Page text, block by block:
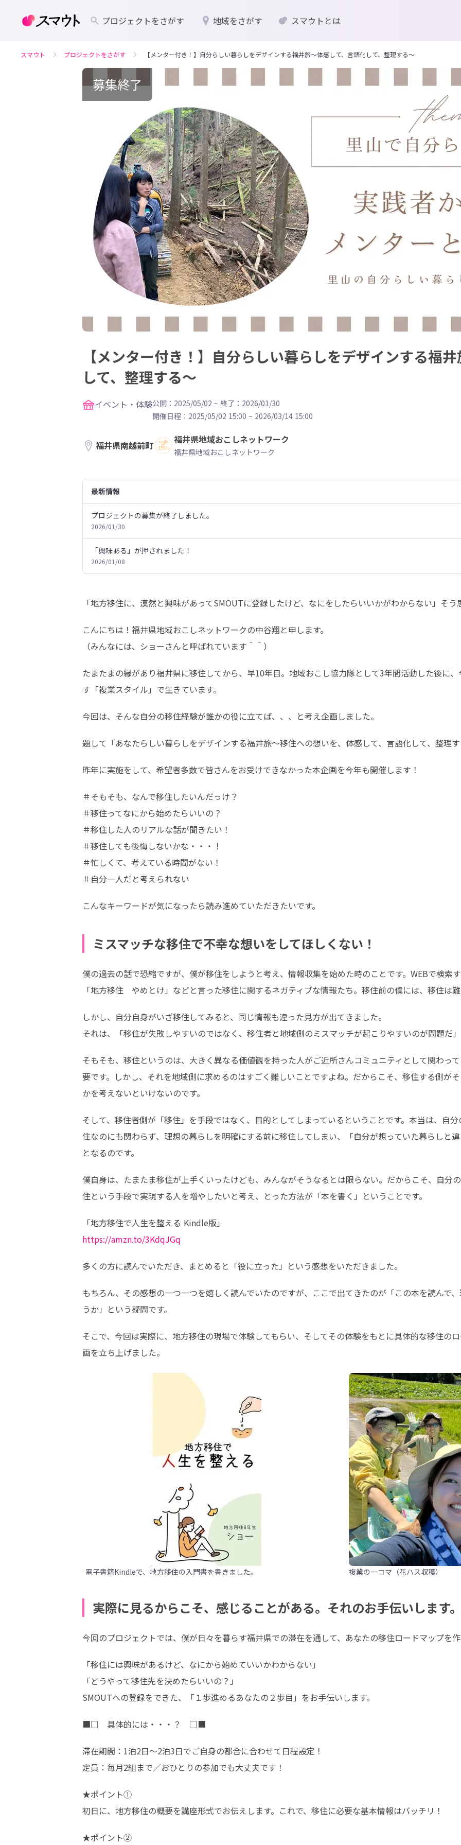
プロジェクトをさがす 地域をさがす スマウトとは
スマウト プロジェクトをさがす 【メンター付き！】自分らしい暮らしをデザインする福井旅〜体感して、言語化して、整理する〜
募集終了
【メンター付き！】自分らしい暮らしをデザインする福
して、整理する〜
イベント・体験公開：2025/05/02 ~ 終了：2026/01/30
開催日程： 2025/05/02 15:00 ~ 2026/03/14 15:00
福井県南越前町 福井県地域おこしネットワーク
福井県地域おこしネットワーク
最新情報
プロジェクトの募集が終了しました。
2026/01/30
「興味ある」が押されました！
2026/01/08
「地方移住に、漠然と興味があってSMOUTに登録したけど、なにをしたらいいかがわからない」そ
こんにちは！福井県地域おこしネットワークの中谷翔と申します。
（みんなには、ショーさんと呼ばれています＾＾）
たまたまの縁があり福井県に移住してから、早10年目。地域おこし協力隊として3年間活動した後に
す「複業スタイル」で生きています。
今回は、そんな自分の移住経験が誰かの役に立てば、、、と考え企画しました。
題して「あなたらしい暮らしをデザインする福井旅〜移住への想いを、体感して、言語化して、整理
昨年に実施をして、希望者多数で皆さんをお受けできなかった本企画を今年も開催します！
＃そもそも、なんで移住したいんだっけ？
＃移住ってなにから始めたらいいの？
＃移住した人のリアルな話が聞きたい！
＃移住しても後悔しないかな・・・！
＃忙しくて、考えている時間がない！
＃自分一人だと考えられない
こんなキーワードが気になったら読み進めていただきたいです。
ミスマッチな移住で不幸な想いをしてほしくない！
僕の過去の話で恐縮ですが、僕が移住をしようと考え、情報収集を始めた時のことです。WEBで検索
「地方移住　やめとけ」などと言った移住に関するネガティブな情報たち。移住前の僕には、移住は
しかし、自分自身がいざ移住してみると、同じ情報も違った見方が出てきました。
それは、「移住が失敗しやすいのではなく、移住者と地域側のミスマッチが起こりやすいのが問題だ
そもそも、移住というのは、大きく異なる価値観を持った人がご近所さんコミュニティとして関わっ
要です。しかし、それを地域側に求めるのはすごく難しいことですよね。だからこそ、移住する側が
かを考えないといけないのです。
そして、移住者側が「移住」を手段ではなく、目的としてしまっているということです。本当は、自
住なのにも関わらず、理想の暮らしを明確にする前に移住してしまい、「自分が想っていた暮らしと
となるのです。
僕自身は、たまたま移住が上手くいったけども、みんながそうなるとは限らない。だからこそ、自分
住という手段で実現する人を増やしたいと考え、とった方法が「本を書く」ということです。
https://amzn.to/3KdqJGq
多くの方に読んでいただき、まとめると「役に立った」という感想をいただきました。
もちろん、その感想の一つ一つを嬉しく読んでいたのですが、ここで出てきたのが「この本を読んで
うか」という疑問です。
そこで、今回は実際に、地方移住の現場で体験してもらい、そしてその体験をもとに具体的な移住の
画を立ち上げました。
電子書籍Kindleで、地方移住の入門書を書きました。 複業の一コマ（花ハス収穫）
実際に見るからこそ、感じることがある。それのお手伝いします
今回のプロジェクトでは、僕が日々を暮らす福井県での滞在を通して、あなたの移住ロードマップを
「移住には興味があるけど、なにから始めていいかわからない」
「どうやって移住先を決めたらいいの？」
SMOUTへの登録をできた、「１歩進めるあなたの２歩目」をお手伝いします。
■□　具体的には・・・？　□■
滞在期間：1泊2日〜2泊3日でご自身の都合に合わせて日程設定！
定員：毎月2組まで／おひとりの参加でも大丈夫です！
★ポイント①
初日に、地方移住の概要を講座形式でお伝えします。これで、移住に必要な基本情報はバッチリ！
★ポイント②